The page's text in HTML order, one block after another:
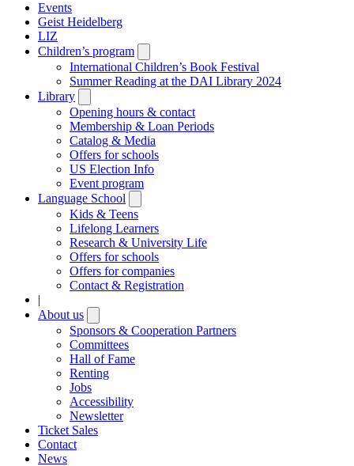
Events
Geist Heidelberg
LIZ
Children’s program
submenu
International Children’s Book Festival
Summer Reading at the DAI Library 2024
Library
submenu
Opening hours & contact
Membership & Loan Periods
Catalog & Media
Offers for schools
US Election Info
Event program
Language School
submenu
Kids & Teens
Lifelong Learners
Research & University Life
Offers for schools
Offers for companies
Contact & Registration
|
About us
submenu
Sponsors & Cooperation Partners
Committees
Hall of Fame
Renting
Jobs
Accessibility
Newsletter
Ticket Sales
Contact
News